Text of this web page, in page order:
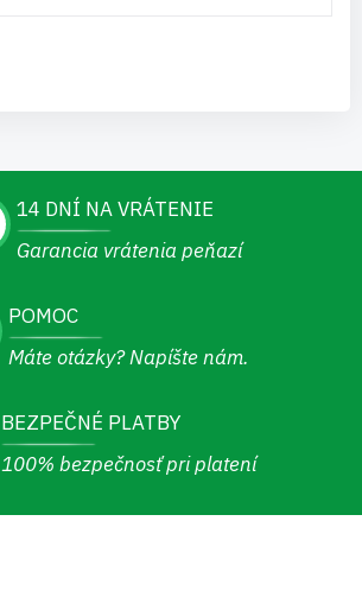
14 DNÍ NA VRÁTENIE
Garancia vrátenia peňazí
POMOC
Máte otázky? Napíšte nám.
BEZPEČNÉ PLATBY
100% bezpečnosť pri platení